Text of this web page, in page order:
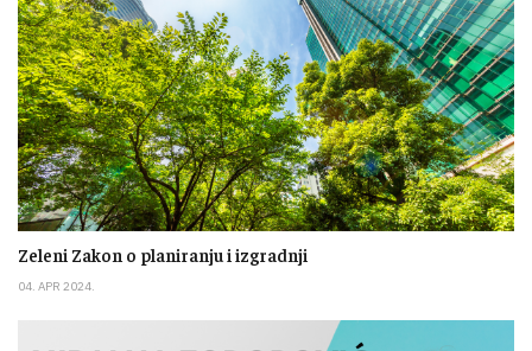
Zeleni Zakon o planiranju i izgradnji
04. APR 2024.